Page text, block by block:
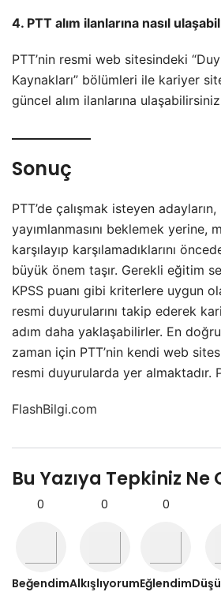
4. PTT alım ilanlarına nasıl
PTT’nin resmi web sitesindeki
Kaynakları” bölümleri ile kariyer
güncel alım ilanlarına
Sonuç
PTT’de çalışmak isteyen adayların,
yayımlanmasını beklemek yerine,
karşılayıp karşılamadıklarını
büyük önem taşır. Gerekli eğitim
KPSS puanı gibi kriterlere uygun
resmi duyurularını takip ederek
adım daha yaklaşabilirler. En
zaman için PTT’nin kendi web
resmi duyurularda yer almaktadır.
FlashBilgi.com
Bu Yazıya Tepkiniz Ne
0
Beğendim
0
Alkışlıyorum
0
Eğlendim